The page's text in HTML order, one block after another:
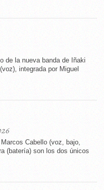
de la nueva banda de Iñaki
integrada por Miguel
Cabello (voz, bajo,
(batería) son los dos únicos